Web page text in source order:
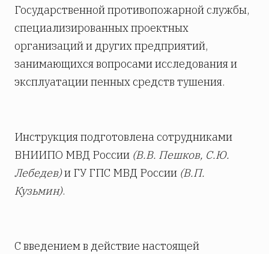
Государственной противопожарной службы,
специализированных проектных
организаций и других предприятий,
занимающихся вопросами исследования и
эксплуатации пенных средств тушения.
Инструкция подготовлена сотрудниками
ВНИИПО МВД России (В.В. Пешков, С.Ю.
Лебедев)и ГУ ГПС МВД России (В.П.
Кузьмин).
С введением в действие настоящей